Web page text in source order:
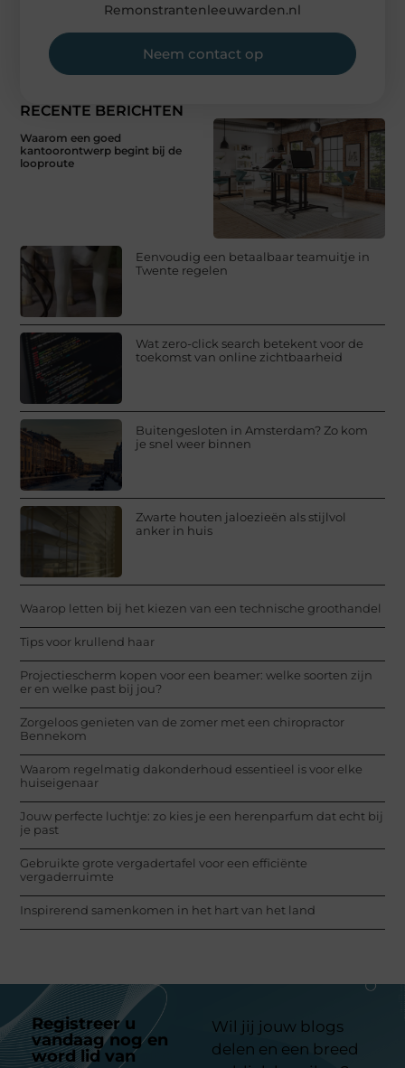
RECENTE BERICHTEN
Waarom een goed
kantoorontwerp begint bij de
looproute
Eenvoudig een betaalbaar teamuitje in
Twente regelen
Wat zero-click search betekent voor de
toekomst van online zichtbaarheid
Buitengesloten in Amsterdam? Zo kom
je snel weer binnen
Zwarte houten jaloezieën als stijlvol
anker in huis
Waarop letten bij het kiezen van een technische groothandel
Tips voor krullend haar
Projectiescherm kopen voor een beamer: welke soorten zijn
er en welke past bij jou?
Zorgeloos genieten van de zomer met een chiropractor
Bennekom
Waarom regelmatig dakonderhoud essentieel is voor elke
huiseigenaar
Jouw perfecte luchtje: zo kies je een herenparfum dat echt bij
je past
Gebruikte grote vergadertafel voor een efficiënte
vergaderruimte
Inspirerend samenkomen in het hart van het land
Remonstrantenleeuwarden.nl
Neem contact op
Registreer u
vandaag nog en
word lid van
Wil jij jouw blogs
delen en een breed